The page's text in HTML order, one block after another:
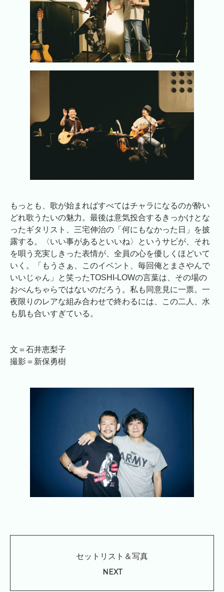
もっとも、歌が始まればすべてはチャラになるのが酔い
どれ歌うたいの魅力。最後は意気投合するきっかけとな
ったギタリスト、三宅伸治の「何にもなかった日」を披
露する。〈いい事があるといいね〉というサビが、それ
を唄う充実しきった表情が、全員の心を優しくほどいて
いく。「もうさぁ、このイベント、毎回俺とまさやんで
いいじゃん」と笑ったTOSHI-LOWの言葉は、その場の
おべんちゃらではないのだろう。私も同意見に一票。一
夜限りのレアな組み合わせで終わるには、この二人、水
も肌も合いすぎている。
文＝石井恵梨子
撮影＝新保勇樹
セットリスト＆写真
NEXT